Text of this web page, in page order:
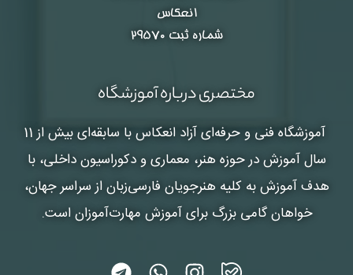
انعکاس
شماره ثبت ۲۹۵۷۰
مختصری درباره آموزشگاه
آموزشگاه فنی و حرفه‌ای آزاد انعکاس
با سابقه‌ای بیش از 11
سال آموزش در حوزه هنر، معماری و دکوراسیون داخلی، با
هدف آموزش به کلیه هنرجویان فارسی‌زبان از سراسر جهان،
خواهان گامی بزرگ برای آموزش مهارت‌آموزان است.